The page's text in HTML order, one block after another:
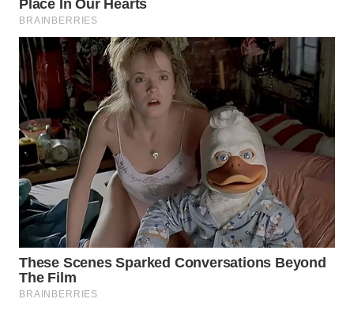
SUKABUMI
WN
PURWAKARTA
WN
PRIANGAN
TIMUR
WN
SEMARANG
WN
SOLO
WN